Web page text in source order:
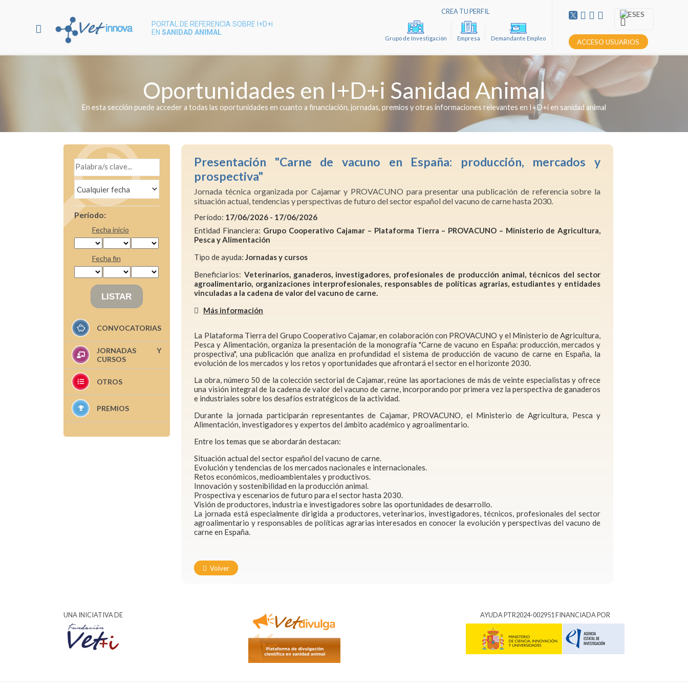
PORTAL DE REFERENCIA SOBRE I+D+i
ENSANIDAD ANIMAL
CREA TU PERFIL
Grupo de Investigación Empresa Demandante Empleo
ES
ACCESO USUARIOS
Oportunidades en I+D+i Sanidad Animal
En esta sección puede acceder a todas las oportunidades en cuanto a financiación, jornadas, premios y otras informaciones relevantes en I+D+i en sanidad animal
Período:
Fecha inicio
Fecha fin
CONVOCATORIAS
JORNADAS Y
CURSOS
OTROS
PREMIOS
Presentación "Carne de vacuno en España: producción, mercados y
prospectiva"
Jornada técnica organizada por Cajamar y PROVACUNO para presentar una publicación de referencia sobre la
situación actual, tendencias y perspectivas de futuro del sector español del vacuno de carne hasta 2030.
Período: 17/06/2026 - 17/06/2026
Entidad Financiera: Grupo Cooperativo Cajamar – Plataforma Tierra – PROVACUNO – Ministerio de Agricultura,
Pesca y Alimentación
Tipo de ayuda: Jornadas y cursos
Beneficiarios: Veterinarios, ganaderos, investigadores, profesionales de producción animal, técnicos del sector
agroalimentario, organizaciones interprofesionales, responsables de políticas agrarias, estudiantes y entidades
vinculadas a la cadena de valor del vacuno de carne.
Más información
La Plataforma Tierra del Grupo Cooperativo Cajamar, en colaboración con PROVACUNO y el Ministerio de Agricultura,
Pesca y Alimentación, organiza la presentación de la monografía "Carne de vacuno en España: producción, mercados y
prospectiva", una publicación que analiza en profundidad el sistema de producción de vacuno de carne en España, la
evolución de los mercados y los retos y oportunidades que afrontará el sector en el horizonte 2030.
La obra, número 50 de la colección sectorial de Cajamar, reúne las aportaciones de más de veinte especialistas y ofrece
una visión integral de la cadena de valor del vacuno de carne, incorporando por primera vez la perspectiva de ganaderos
e industriales sobre los desafíos estratégicos de la actividad.
Durante la jornada participarán representantes de Cajamar, PROVACUNO, el Ministerio de Agricultura, Pesca y
Alimentación, investigadores y expertos del ámbito académico y agroalimentario.
Entre los temas que se abordarán destacan:
Situación actual del sector español del vacuno de carne.
Evolución y tendencias de los mercados nacionales e internacionales.
Retos económicos, medioambientales y productivos.
Innovación y sostenibilidad en la producción animal.
Prospectiva y escenarios de futuro para el sector hasta 2030.
Visión de productores, industria e investigadores sobre las oportunidades de desarrollo.
La jornada está especialmente dirigida a productores, veterinarios, investigadores, técnicos, profesionales del sector
agroalimentario y responsables de políticas agrarias interesados en conocer la evolución y perspectivas del vacuno de
carne en España.
Volver
UNA INICIATIVA DE AYUDA PTR2024-002951 FINANCIADA POR